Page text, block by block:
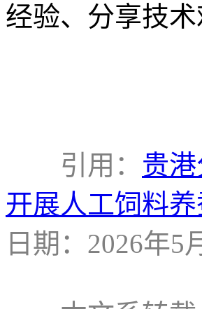
经验、分享技
引用： 贵
开展人工饲料
日期：2026年5